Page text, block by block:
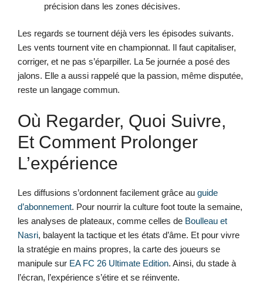
précision dans les zones décisives.
Les regards se tournent déjà vers les épisodes suivants.
Les vents tournent vite en championnat. Il faut capitaliser,
corriger, et ne pas s’éparpiller. La 5e journée a posé des
jalons. Elle a aussi rappelé que la passion, même disputée,
reste un langage commun.
Où Regarder, Quoi Suivre,
Et Comment Prolonger
L’expérience
Les diffusions s’ordonnent facilement grâce au guide
d’abonnement. Pour nourrir la culture foot toute la semaine,
les analyses de plateaux, comme celles de Boulleau et
Nasri, balayent la tactique et les états d’âme. Et pour vivre
la stratégie en mains propres, la carte des joueurs se
manipule sur EA FC 26 Ultimate Edition. Ainsi, du stade à
l’écran, l’expérience s’étire et se réinvente.